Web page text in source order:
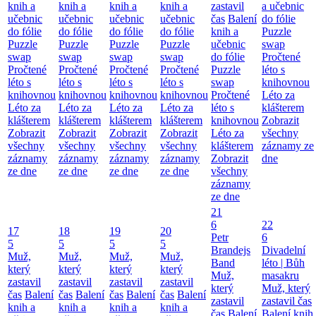
knih a
učebnic
do fólie
Puzzle
swap
Pročtené
léto s
knihovnou
Léto za
klášterem
Zobrazit
všechny
záznamy
ze dne
knih a
učebnic
do fólie
Puzzle
swap
Pročtené
léto s
knihovnou
Léto za
klášterem
Zobrazit
všechny
záznamy
ze dne
knih a
učebnic
do fólie
Puzzle
swap
Pročtené
léto s
knihovnou
Léto za
klášterem
Zobrazit
všechny
záznamy
ze dne
knih a
učebnic
do fólie
Puzzle
swap
Pročtené
léto s
knihovnou
Léto za
klášterem
Zobrazit
všechny
záznamy
ze dne
zastavil
čas Balení
knih a
učebnic
do fólie
Puzzle
swap
Pročtené
léto s
knihovnou
Léto za
klášterem
Zobrazit
všechny
záznamy
ze dne
a učebnic
do fólie
Puzzle
swap
Pročtené
léto s
knihovnou
Léto za
klášterem
Zobrazit
všechny
záznamy ze
dne
17
5
Muž,
který
zastavil
čas Balení
knih a
18
5
Muž,
který
zastavil
čas Balení
knih a
19
5
Muž,
který
zastavil
čas Balení
knih a
20
5
Muž,
který
zastavil
čas Balení
knih a
21
6
Petr
Brandejs
Band
Muž,
který
zastavil
čas Balení
22
6
Divadelní
léto | Bůh
masakru
Muž, který
zastavil čas
Balení knih